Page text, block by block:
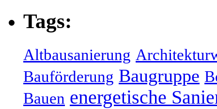
Tags:
Altbausanierung
Bauförderung Baugruppe
Bauen energetische